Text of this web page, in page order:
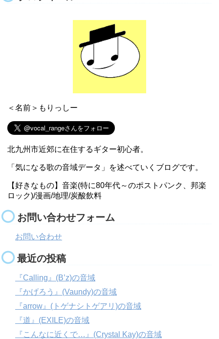
＜名前＞もりっしー
北九州市近郊に在住するギター初心者。
「気になる歌の音域データ」を述べていくブログです。
【好きなもの】音楽(特に80年代～のポストパンク、邦楽
ロック)/漫画/地理/炭酸飲料
お問い合わせフォーム
お問い合わせ
最近の投稿
『Calling』(B’z)の音域
『かげろう』(Vaundy)の音域
『arrow』(トゲナシトゲアリ)の音域
『道』(EXILE)の音域
『こんなに近くで…』(Crystal Kay)の音域